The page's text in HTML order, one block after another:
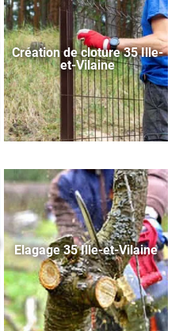
Création de cloture 35 Ille-
et-Vilaine
Elagage 35 Ille-et-Vilaine